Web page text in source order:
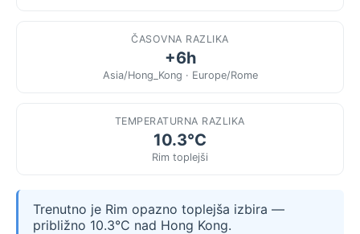
ČASOVNA RAZLIKA
+6h
Asia/Hong_Kong · Europe/Rome
TEMPERATURNA RAZLIKA
10.3°C
Rim toplejši
Trenutno je Rim opazno toplejša izbira —
približno 10.3°C nad Hong Kong.